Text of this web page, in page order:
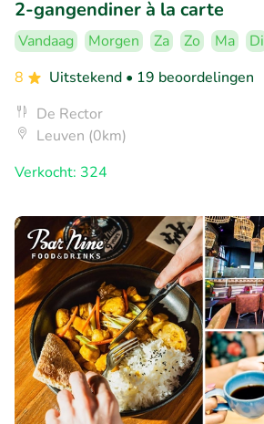
2-gangendiner à la carte
Vandaag Morgen Za Zo Ma Di
8
Uitstekend • 19 beoordelingen
De Rector
Leuven (0km)
Verkocht: 324